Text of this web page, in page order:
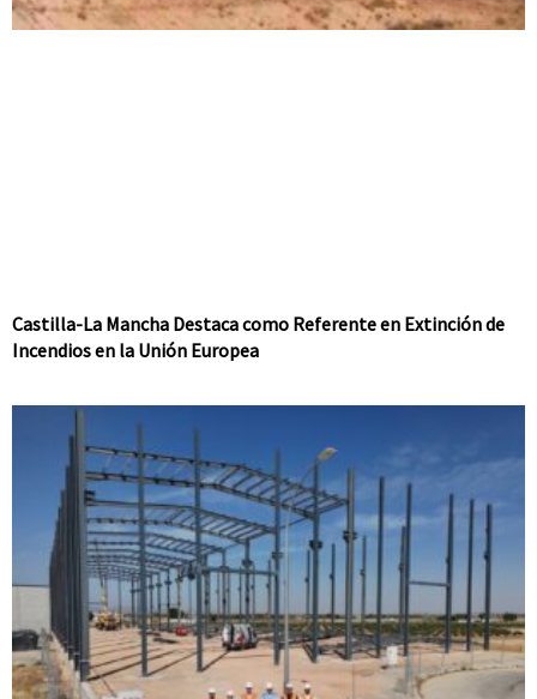
Castilla-La Mancha Destaca como Referente en Extinción de
Incendios en la Unión Europea